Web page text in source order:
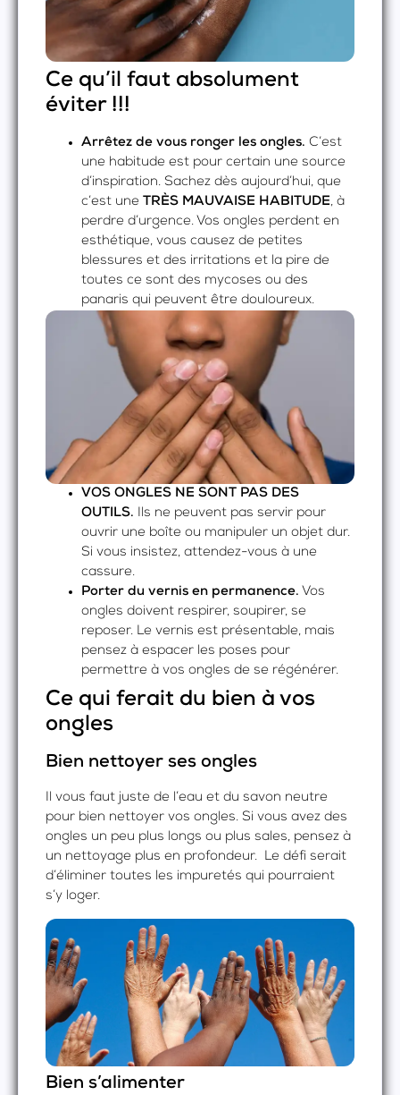
Ce qu’il faut absolument
éviter !!!
Arrêtez de vous ronger les ongles. C’est
une habitude est pour certain une source
d’inspiration. Sachez dès aujourd’hui, que
c’est une TRÈS MAUVAISE HABITUDE, à
perdre d’urgence. Vos ongles perdent en
esthétique, vous causez de petites
blessures et des irritations et la pire de
toutes ce sont des mycoses ou des
panaris qui peuvent être douloureux.
VOS ONGLES NE SONT PAS DES
OUTILS. Ils ne peuvent pas servir pour
ouvrir une boîte ou manipuler un objet dur.
Si vous insistez, attendez-vous à une
cassure.
Porter du vernis en permanence. Vos
ongles doivent respirer, soupirer, se
reposer. Le vernis est présentable, mais
pensez à espacer les poses pour
permettre à vos ongles de se régénérer.
Ce qui ferait du bien à vos
ongles
Bien nettoyer ses ongles
Il vous faut juste de l’eau et du savon neutre
pour bien nettoyer vos ongles. Si vous avez des
ongles un peu plus longs ou plus sales, pensez à
un nettoyage plus en profondeur. Le défi serait
d’éliminer toutes les impuretés qui pourraient
s’y loger.
Bien s’alimenter